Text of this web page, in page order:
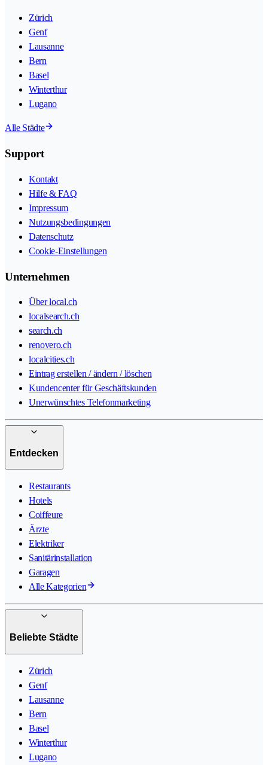
Zürich
Genf
Lausanne
Bern
Basel
Winterthur
Lugano
Alle Städte
Support
Kontakt
Hilfe & FAQ
Impressum
Nutzungsbedingungen
Datenschutz
Cookie-Einstellungen
Unternehmen
Über local.ch
localsearch.ch
search.ch
renovero.ch
localcities.ch
Eintrag erstellen / ändern / löschen
Kundencenter für Geschäftskunden
Unerwünschtes Telefonmarketing
Entdecken
Restaurants
Hotels
Coiffeure
Ärzte
Elektriker
Sanitärinstallation
Garagen
Alle Kategorien
Beliebte Städte
Zürich
Genf
Lausanne
Bern
Basel
Winterthur
Lugano